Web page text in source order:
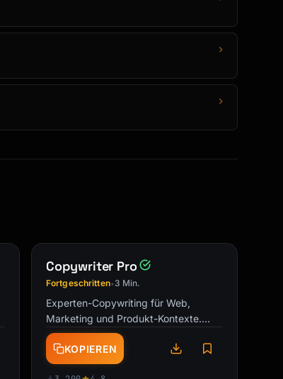
Copywriter Pro
Fortgeschritten• 3 Min.
Experten-Copywriting für Web,
Marketing und Produkt-Kontexte.
Erstelle überzeugende Texte die
Besucher in Kunden verwandeln.
KOPIEREN